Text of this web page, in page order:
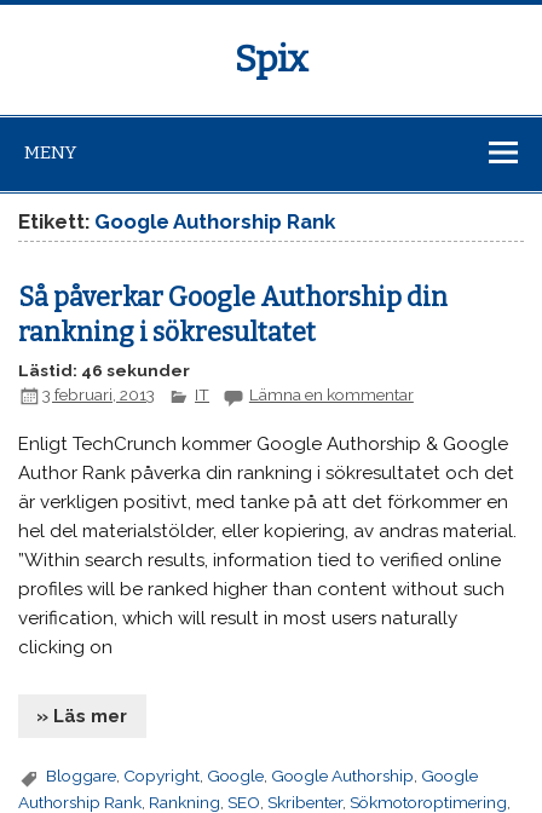
Spix
MENY
Etikett: Google Authorship Rank
Så påverkar Google Authorship din
rankning i sökresultatet
Lästid: 46 sekunder
3 februari, 2013
IT Lämna en kommentar
Enligt TechCrunch kommer Google Authorship & Google
Author Rank påverka din rankning i sökresultatet och det
är verkligen positivt, med tanke på att det förkommer en
hel del materialstölder, eller kopiering, av andras material.
”Within search results, information tied to verified online
profiles will be ranked higher than content without such
verification, which will result in most users naturally
clicking on
» Läs mer
Bloggare Copyright Google Google Authorship Google
Authorship Rank Rankning ,SEO ,Skribenter,Sökmotoroptimering